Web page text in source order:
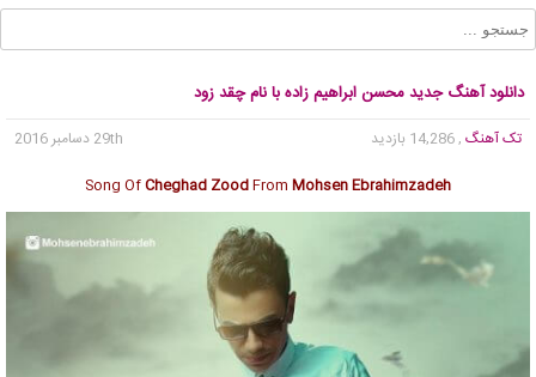
دانلود آهنگ جدید محسن ابراهیم زاده با نام چقد زود
تک آهنگ , 14,286 بازدید
29th دسامبر 2016
Song OfCheghad ZoodFrom Mohsen Ebrahimzadeh